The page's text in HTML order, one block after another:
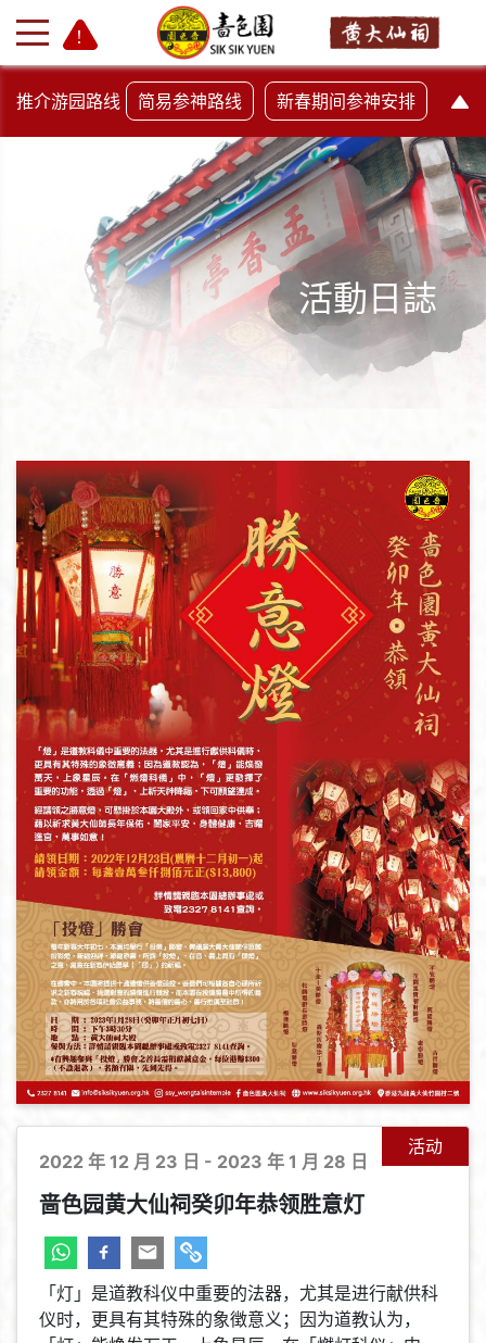
+
推介游园路线 简易参神路线 新春期间参神安排
活動日誌
活动
2022 年 12 月 23 日 - 2023 年 1 月 28 日
啬色园黄大仙祠癸卯年恭领胜意灯
「灯」是道教科仪中重要的法器，尤其是进行献供科
仪时，更具有其特殊的象徴意义；因为道教认为，